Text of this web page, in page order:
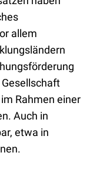
allem
Rahmen einer
Auch in
etwa in